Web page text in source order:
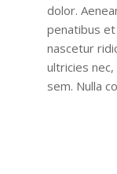
dolor.
penatibus
nascetur
ultricies
sem. Nulla